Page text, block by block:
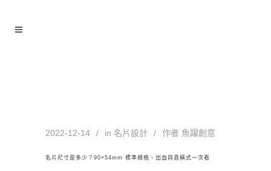
2022-12-14 in 名片設計 作者 魚躍創意
名片尺寸是多少？90×54mm 標準規格、出血與直橫式一次看